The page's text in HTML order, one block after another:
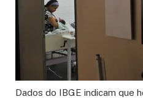
Dados do IBGE indicam que